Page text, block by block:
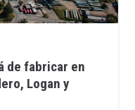
de fabricar en
Logan y